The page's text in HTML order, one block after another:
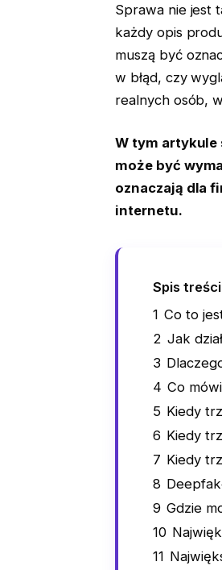
Sprawa nie jest
każdy opis
muszą być
w błąd, czy
realnych osób,
W tym artykule
może być
oznaczają dla
internetu.
Spis treści
1 Co to
2 Jak
3
4 Co
5 Kiedy
6 Kiedy
7 Kiedy
8
9 Gdzie
10
11